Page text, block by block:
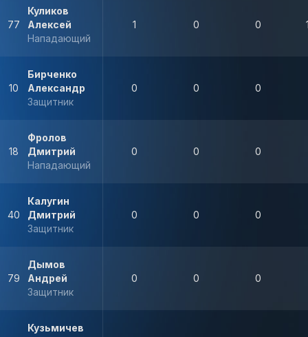
77
Куликов
Алексей
Нападающий
1 0 0
10
Бирченко
Александр
Защитник
0 0 0
18
Фролов
Дмитрий
Нападающий
0 0 0
40
Калугин
Дмитрий
Защитник
0 0 0
79
Дымов
Андрей
Защитник
0 0 0
Кузьмичев